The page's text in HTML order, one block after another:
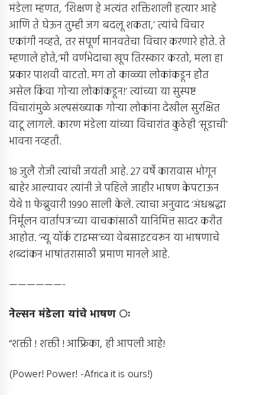
मंडेला म्हणत, ‘शिक्षण हे अत्यंत शक्तिशाली हत्यार आहे
आणि ते घेऊन तुम्ही जग बदलू शकता,’ त्यांचे विचार
एकांगी नव्हते, तर संपूर्ण मानवतेचा विचार करणारे होते. ते
म्हणाले होते,‘मी वर्णभेदाचा खूप तिरस्कार करतो, मला हा
प्रकार पाशवी वाटतो. मग तो काळ्या लोकांकडून होेत
असेल किंवा गोर्‍या लोकांकडून!’ त्यांच्या या सुस्पष्ट
विचारांमुळे अल्पसंख्याक गोर्‍या लोकांना देखील सुरक्षित
वाटू लागले. कारण मंडेला यांच्या विचारांत कुठेही ‘सूडाची’
भावना नव्हती.
18 जुलै रोजी त्यांची जयंती आहे. 27 वर्षे कारावास भोगून
बाहेर आल्यावर त्यांनी जे पहिले जाहीर भाषण केपटाऊन
येथे 11 फेब्रुवारी 1990 साली केले. त्याचा अनुवाद ‘अंधश्रद्धा
निर्मूलन वार्तापत्र’च्या वाचकांसाठी यानिमित्त सादर करीत
आहोत. ‘न्यू यॉर्क टाइम्स’च्या वेबसाइटवरून या भाषणाचे
शब्दांकन भाषांतरासाठी प्रमाण मानले आहे.
——————-
नेल्सन मंडेला यांचे भाषण ः
“शक्ती ! शक्ती ! आफ्रिका, ही आपली आहे!
(Power! Power! -Africa it is ours!)